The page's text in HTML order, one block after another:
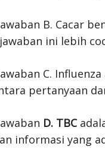
B. Cacar
ini lebih
C.
pertanyaan
D. TBC
informasi yang